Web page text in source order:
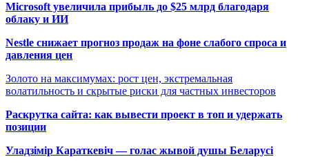
Microsoft увеличила прибыль до $25 млрд благодаря
облаку и ИИ
Nestle снижает прогноз продаж на фоне слабого спроса и
давления цен
Золото на максимумах: рост цен, экстремальная
волатильность и скрытые риски для частных инвесторов
Раскрутка сайта: как вывести проект в топ и удержать
позиции
Уладзімір Караткевіч — голас жывой душы Беларусі